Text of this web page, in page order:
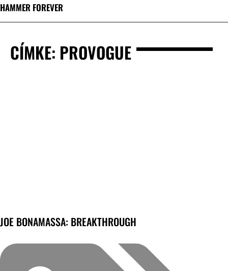
HAMMER FOREVER
CÍMKE: PROVOGUE
JOE BONAMASSA: BREAKTHROUGH